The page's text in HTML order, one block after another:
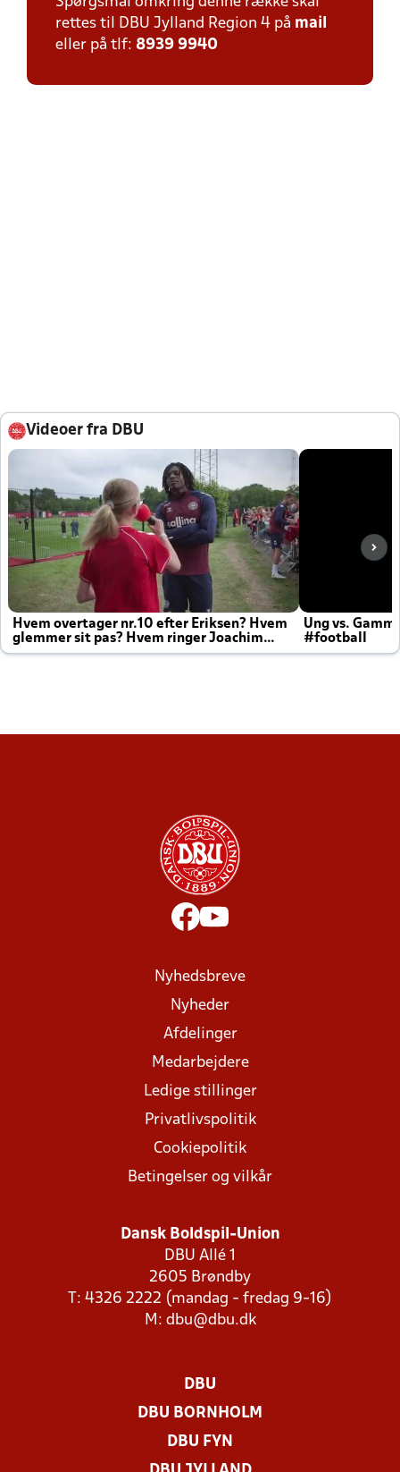
rettes til DBU Jylland Region 4 på mail
eller på tlf: 8939 9940
Videoer fra DBU
Hvem overtager nr.10 efter Eriksen? Hvem
glemmer sit pas? Hvem ringer Joachim
altid til efter kampe?
Ung vs.
#football
Nyhedsbreve
Nyheder
Afdelinger
Medarbejdere
Ledige stillinger
Privatlivspolitik
Cookiepolitik
Betingelser og vilkår
Dansk Boldspil-Union
DBU Allé 1
2605 Brøndby
T: 4326 2222 (mandag - fredag 9-16)
M: dbu@dbu.dk
DBU
DBU BORNHOLM
DBU FYN